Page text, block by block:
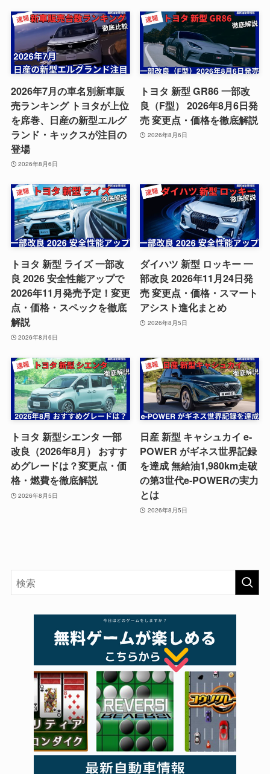
2026年7月の車名別新車販
売ランキング トヨタが上位
を席巻、日産の新型エルグ
ランド・キックスが注目の
登場
2026年8月6日
トヨタ 新型 GR86 一部改
良（F型） 2026年8月6日発
売 変更点・価格を徹底解説
2026年8月6日
トヨタ 新型 ライズ 一部改
良 2026 安全性能アップで
2026年11月発売予定！変更
点・価格・スペックを徹底
解説
2026年8月6日
ダイハツ 新型 ロッキー 一
部改良 2026年11月24日発
売 変更点・価格・スマート
アシスト進化まとめ
2026年8月5日
トヨタ 新型シエンタ 一部
改良（2026年8月） おすす
めグレードは？変更点・価
格・燃費を徹底解説
2026年8月5日
日産 新型 キャシュカイ e-
POWER がギネス世界記録
を達成 無給油1,980km走破
の第3世代e-POWERの実力
とは
2026年8月5日